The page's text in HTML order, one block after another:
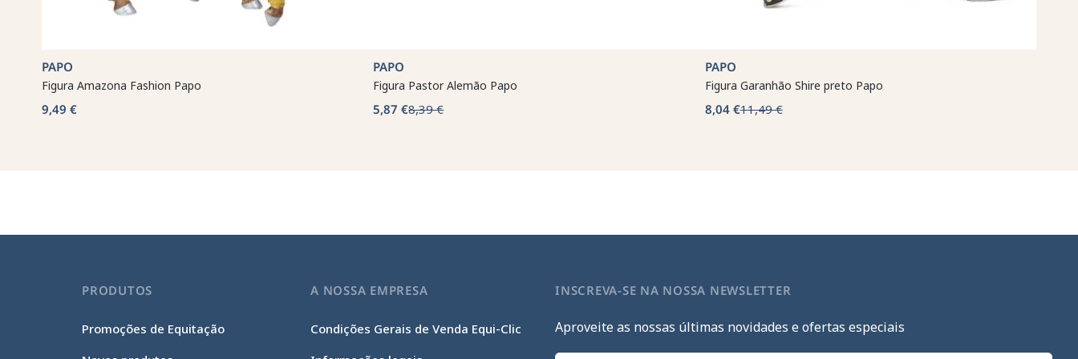
PAPO
Figura Amazona Fashion Papo
9,49 €
PAPO
Figura Pastor Alemão Papo
5,87 €8,39 €
PAPO
Figura Garanhão Shire preto Papo
8,04 €11,49 €
PRODUTOS
Promoções de Equitação
A NOSSA EMPRESA
Condições Gerais de Venda Equi-Clic
INSCREVA-SE NA NOSSA NEWSLETTER
Aproveite as nossas últimas novidades e ofertas especiais